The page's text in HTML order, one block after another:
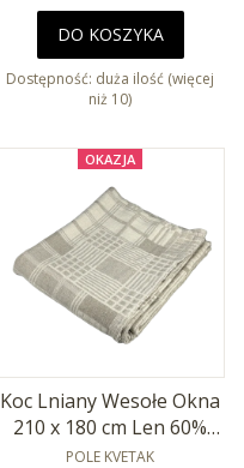
DO KOSZYKA
Dostępność: duża ilość (więcej
niż 10)
OKAZJA
Koc Lniany Wesołe Okna
210 x 180 cm Len 60%
Baw 40%
PRODUCENT
POLE KVETAK